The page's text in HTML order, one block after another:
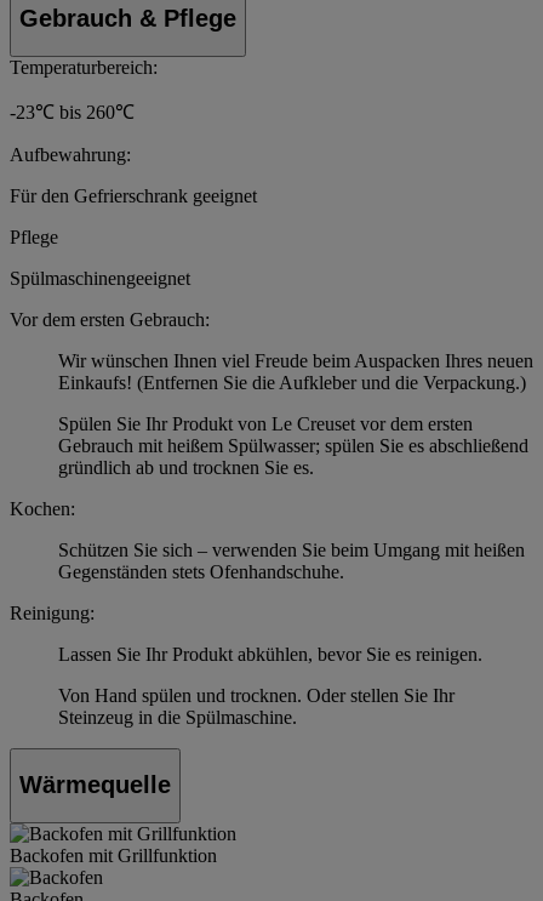
Gebrauch & Pflege
Temperaturbereich:
-23℃ bis 260℃
Aufbewahrung:
Für den Gefrierschrank geeignet
Pflege
Spülmaschinengeeignet
Vor dem ersten Gebrauch:
Wir wünschen Ihnen viel Freude beim Auspacken Ihres neuen
Einkaufs! (Entfernen Sie die Aufkleber und die Verpackung.)
Spülen Sie Ihr Produkt von Le Creuset vor dem ersten
Gebrauch mit heißem Spülwasser; spülen Sie es abschließend
gründlich ab und trocknen Sie es.
Kochen:
Schützen Sie sich – verwenden Sie beim Umgang mit heißen
Gegenständen stets Ofenhandschuhe.
Reinigung:
Lassen Sie Ihr Produkt abkühlen, bevor Sie es reinigen.
Von Hand spülen und trocknen. Oder stellen Sie Ihr
Steinzeug in die Spülmaschine.
Wärmequelle
Backofen mit Grillfunktion